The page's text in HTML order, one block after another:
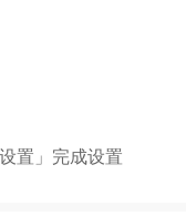
置」完成设置